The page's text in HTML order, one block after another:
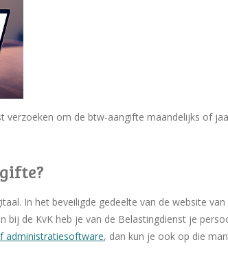
verzoeken om de btw-aangifte maandelijks of
In het beveiligde gedeelte van de website
bij de KvK heb je van de Belastingdienst je
administratiesoftware, dan kun je ook op die